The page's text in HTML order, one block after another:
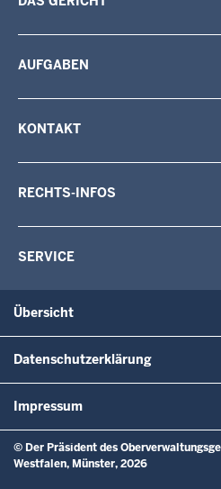
AUFGABEN
KONTAKT
RECHTS-INFOS
SERVICE
Übersicht
Datenschutzerklärung
Impressum
© Der Präsident des
Westfalen, Münster, 2026